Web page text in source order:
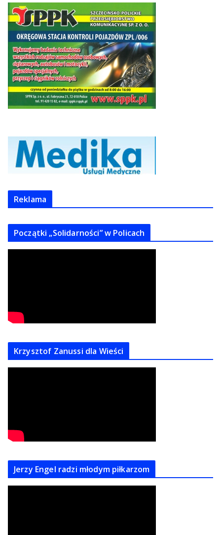
Reklama
Początki „Solidarności” w Policach
Krzysztof Zanussi dla Wieści
Jerzy Engel radzi młodym piłkarzom